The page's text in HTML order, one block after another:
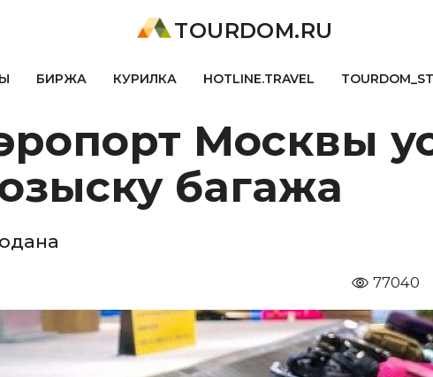
TOURDOM.RU
БИРЖА КУРИЛКА HOTLINE.TRAVEL
Москвы
багажа
77040